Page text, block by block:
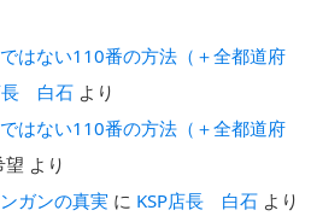
はない110番の方法（＋全都道府
長 白石 より
はない110番の方法（＋全都道府
望 より
ガンの真実 に KSP店長 白石 より